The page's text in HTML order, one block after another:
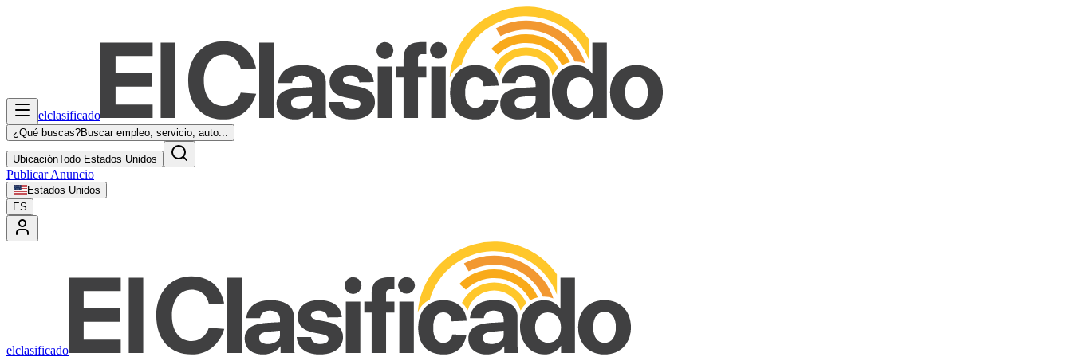
elclasificado
¿Qué buscas?Buscar empleo, servicio, auto...
UbicaciónTodo Estados Unidos
Publicar Anuncio
Estados Unidos
ES
elclasificado